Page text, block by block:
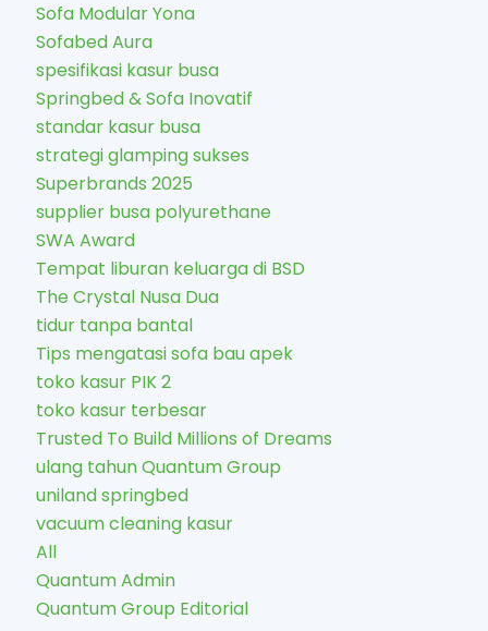
Sofa Modular Yona
Sofabed Aura
spesifikasi kasur busa
Springbed & Sofa Inovatif
standar kasur busa
strategi glamping sukses
Superbrands 2025
supplier busa polyurethane
SWA Award
Tempat liburan keluarga di BSD
The Crystal Nusa Dua
tidur tanpa bantal
Tips mengatasi sofa bau apek
toko kasur PIK 2
toko kasur terbesar
Trusted To Build Millions of Dreams
ulang tahun Quantum Group
uniland springbed
vacuum cleaning kasur
All
Quantum Admin
Quantum Group Editorial